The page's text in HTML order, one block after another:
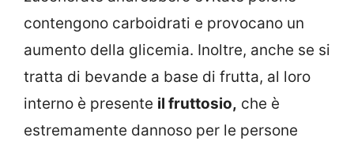
contengono carboidrati e provocano un
aumento della glicemia. Inoltre, anche se si
tratta di bevande a base di frutta, al loro
interno è presente il fruttosio, che è
estremamente dannoso per le persone